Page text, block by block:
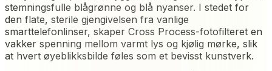
stemningsfulle blågrønne og blå nyanser. I stedet for
den flate, sterile gjengivelsen fra vanlige
smarttelefonlinser, skaper Cross Process-fotofilteret en
vakker spenning mellom varmt lys og kjølig mørke, slik
at hvert øyeblikksbilde føles som et bevisst kunstverk.